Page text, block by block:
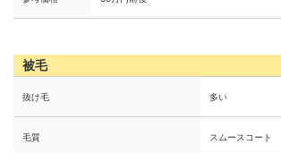
被毛
抜け毛 多い
毛質 スムースコート